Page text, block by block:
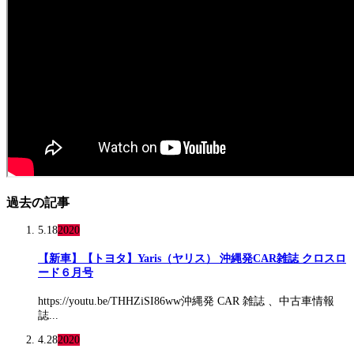
過去の記事
5.182020
【新車】【トヨタ】Yaris（ヤリス） 沖縄発CAR雑誌 クロスロ
ード６月号
https://youtu.be/THHZiSI86ww沖縄発 CAR 雑誌 、中古車情報
誌...
4.282020